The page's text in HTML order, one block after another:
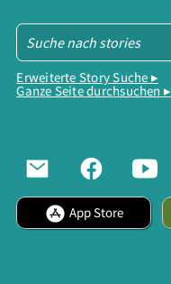
Erweiterte Story Suche ▸
Ganze Seite durchsuchen ▸
App Store